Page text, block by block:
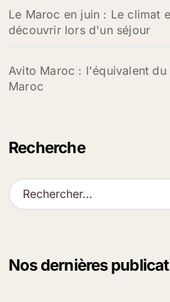
Le Maroc en juin : Le climat
découvrir lors d'un séjour
Avito Maroc : l'équivalent du
Maroc
Recherche
R
e
rNos dernières